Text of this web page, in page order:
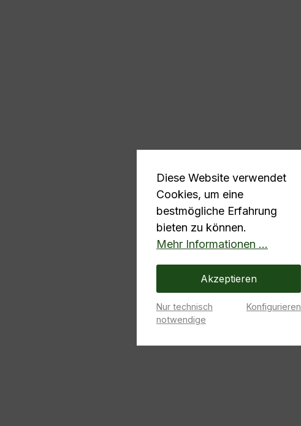
Diese Website verwendet
Cookies, um eine
bestmögliche Erfahrung
bieten zu können.
Mehr Informationen ...
Akzeptieren
Nur technisch
notwendige
Konfigurieren